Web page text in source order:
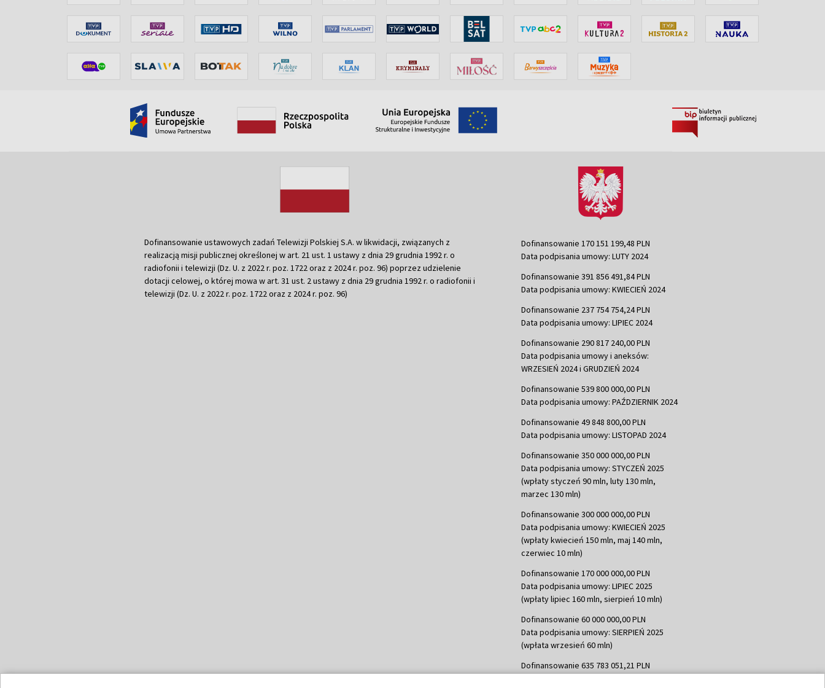
Dofinansowanie ustawowych zadań Telewizji Polskiej S.A. w likwidacji, związanych z
realizacją misji publicznej określonej w art. 21 ust. 1 ustawy z dnia 29 grudnia 1992 r. o
radiofonii i telewizji (Dz. U. z 2022 r. poz. 1722 oraz z 2024 r. poz. 96) poprzez udzielenie
dotacji celowej, o której mowa w art. 31 ust. 2 ustawy z dnia 29 grudnia 1992 r. o radiofonii i
telewizji (Dz. U. z 2022 r. poz. 1722 oraz z 2024 r. poz. 96)
Dofinansowanie 170 151 199,48 PLN
Data podpisania umowy: LUTY 2024
Dofinansowanie 391 856 491,84 PLN
Data podpisania umowy: KWIECIEŃ 2024
Dofinansowanie 237 754 754,24 PLN
Data podpisania umowy: LIPIEC 2024
Dofinansowanie 290 817 240,00 PLN
Data podpisania umowy i aneksów:
WRZESIEŃ 2024 i GRUDZIEŃ 2024
Dofinansowanie 539 800 000,00 PLN
Data podpisania umowy: PAŹDZIERNIK 2024
Dofinansowanie 49 848 800,00 PLN
Data podpisania umowy: LISTOPAD 2024
Dofinansowanie 350 000 000,00 PLN
Data podpisania umowy: STYCZEŃ 2025
(wpłaty styczeń 90 mln, luty 130 mln,
marzec 130 mln)
Dofinansowanie 300 000 000,00 PLN
Data podpisania umowy: KWIECIEŃ 2025
(wpłaty kwiecień 150 mln, maj 140 mln,
czerwiec 10 mln)
Dofinansowanie 170 000 000,00 PLN
Data podpisania umowy: LIPIEC 2025
(wpłaty lipiec 160 mln, sierpień 10 mln)
Dofinansowanie 60 000 000,00 PLN
Data podpisania umowy: SIERPIEŃ 2025
(wpłata wrzesień 60 mln)
Dofinansowanie 635 783 051,21 PLN